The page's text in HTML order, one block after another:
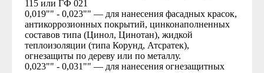
115 или ГФ 021
0,019"" - 0,023"" — для нанесения фасадных красок,
антикоррозионных покрытий, цинконаполненных
составов типа (Цинол, Цинотан), жидкой
теплоизоляции (типа Корунд, Атсратек),
огнезащиты по дереву или по металлу.
0,023"" - 0,031"" — для нанесения огнезащитных